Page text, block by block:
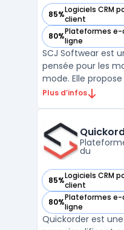
85%Logiciels CRM
client
— voir Softwear
80%Plateformes e-
ligne
— voir Softwear
SCJ Softwear est
pensée pour les
mode. Elle
pour gérer
permet aux
commandes
Plus d’infos
du
85%Logiciels CRM
client
— voir Quickorder
80%Plateformes e-
ligne
— voir Quickorder
Quickorder est